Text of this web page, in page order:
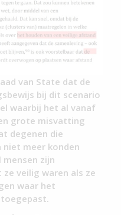
van State dat de
bij dit scenario
waarbij het al vanaf
grote misvatting
degenen die
niet meer konden
zijn
veilig waren als ze
waar het